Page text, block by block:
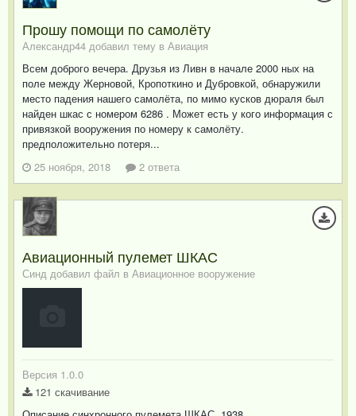
Прошу помощи по самолёту
Александр44 добавил тему в Авиация
Всем доброго вечера. Друзья из Ливн в начале 2000 ных на
поле между Жерновой, Кропоткино и Дубровкой, обнаружили
место падения нашего самолёта, по мимо кусков дюраля был
найден шкас с номером 6286 . Может есть у кого информация с
привязкой вооружения по номеру к самолёту.
предположительно потеря...
25 ноября, 2018
2 ответа
Авиационный пулемет ШКАС
Синд добавил файл в Авиационное вооружение
Версия 1.0.0
121 скачивание